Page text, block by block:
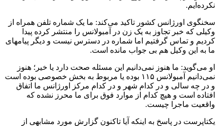
نکرده‌ایم.
سخنگوی اورژانس کشور تاکید می‌کند: ما یک شماره تلفن همراه از
وکیلی که خبر تجاوز به یک زن در آمبولانس را منتشر کرده پیدا
کردیم و تماس گرفتیم اما شماره در دسترس نیست و دیگر پیامهای
ما به این وکیل هم بی جواب مانده است.
او می‌گوید: ما هنوز نمی‌دانیم این مسئله صحت دارد یا خیر؛ هنوز
نمی‌دانیم آمبولانس ۱۱۵ بوده یا مربوط به بخش خصوصی بوده است
و در چه سالی و در کدام شهر و در کدام مرکز اورژانس ما اتفاق
افتاده است و هیچ کدام از موارد فوق برای ما محرز نشده که
واقعیت ماجرا چیست.
یکتاپرست در پاسخ به اینکه آیا تاکنون گزارش مورد مشابهی از